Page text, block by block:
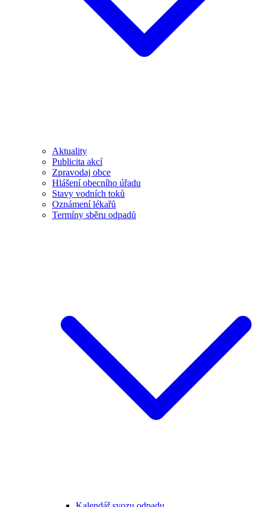
Aktuality
Publicita akcí
Zpravodaj obce
Hlášení obecního úřadu
Stavy vodních toků
Oznámení lékařů
Termíny sběru odpadů